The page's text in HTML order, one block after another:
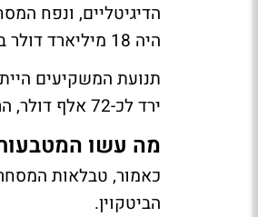
היה 18 מיליארד דולר בלבד.
תנועת המשקיעים
ירד לכ-72 אלף דולר, הרבה מתחת למחירו בשאר העולם.
מה עשו
כאמור, טבלאות
הביטקוין.